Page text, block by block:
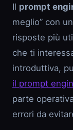
Il prompt
meglio” con
risposte più
che ti
introduttiva,
il prompt
parte
errori da